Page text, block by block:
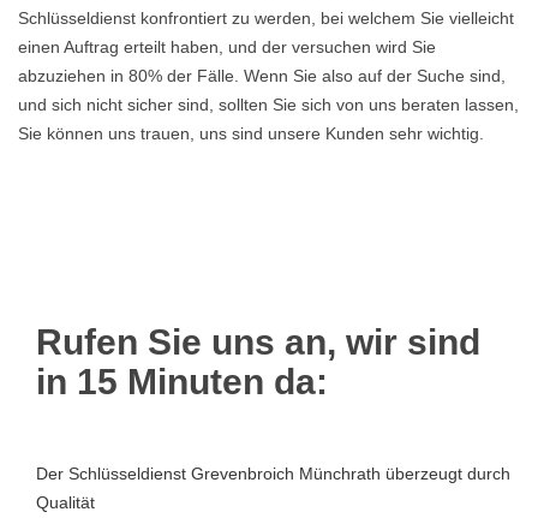
Schlüsseldienst konfrontiert zu werden, bei welchem Sie vielleicht
einen Auftrag erteilt haben, und der versuchen wird Sie
abzuziehen in 80% der Fälle. Wenn Sie also auf der Suche sind,
und sich nicht sicher sind, sollten Sie sich von uns beraten lassen,
Sie können uns trauen, uns sind unsere Kunden sehr wichtig.
Rufen Sie uns an, wir sind
in 15 Minuten da:
Der Schlüsseldienst Grevenbroich Münchrath überzeugt durch
Qualität